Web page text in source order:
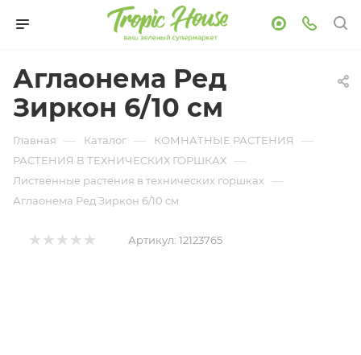
Аглаонема Ред
Зиркон 6/10 см
Главная — Каталог — КОМНАТНЫЕ РАСТЕНИЯ —
РАСТЕНИЯ В ТЕХНИЧЕСКИХ ГОРШКАХ —
Лиственные растения в технических горшках —
Аглаонема Ред Зиркон 6/10 см
Артикул: 12123765